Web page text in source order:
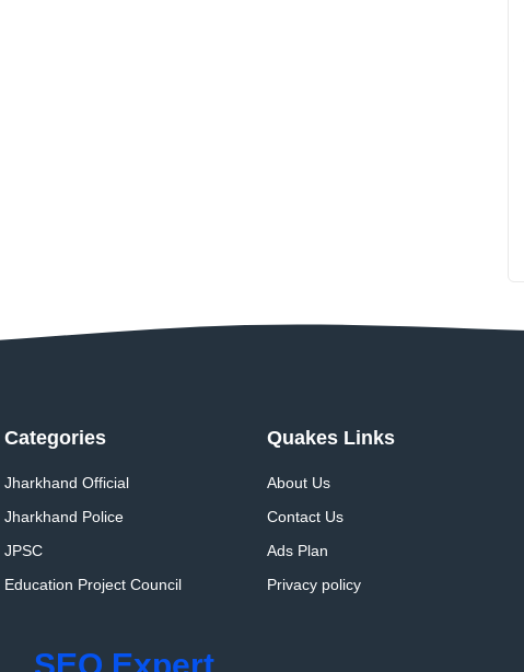
Categories
Jharkhand Official
Jharkhand Police
JPSC
Education Project Council
Quakes Links
About Us
Contact Us
Ads Plan
Privacy policy